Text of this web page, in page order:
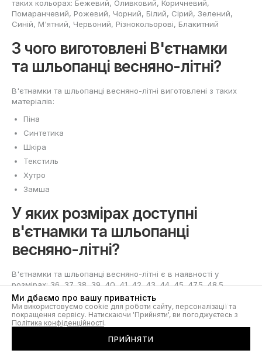
таких кольорах: Бежевий, Оливковий, Коричневий,
Помаранчевий, Рожевий, Чорний, Білий, Сірий, Зелений,
Cиній, М'ятний, Червоний, Різнокольорові, Блакитний
З чого виготовлені В'єтнамки
та шльопанці весняно-літні?
В'єтнамки та шльопанці весняно-літні виготовлені з таких
матеріалів:
Піна
Синтетика
Шкіра
Текстиль
Хутро
Замша
У яких розмірах доступні
в'єтнамки та шльопанці
весняно-літні?
В'єтнамки та шльопанці весняно-літні є в наявності у
розмірах: 36, 37, 38, 39, 40, 41, 42, 43, 44, 45, 47.5, 48.5,
42.5, 46, 36.5, 40.5, 37.5, 38.5, 44.5
Ми дбаємо про вашу приватність
Ми використовуємо cookie для роботи сайту, персоналізації та
покращення сервісу. Натискаючи 'Прийняти', ви погоджуєтесь з
Політика конфіденційності.
ПРИЙНЯТИ